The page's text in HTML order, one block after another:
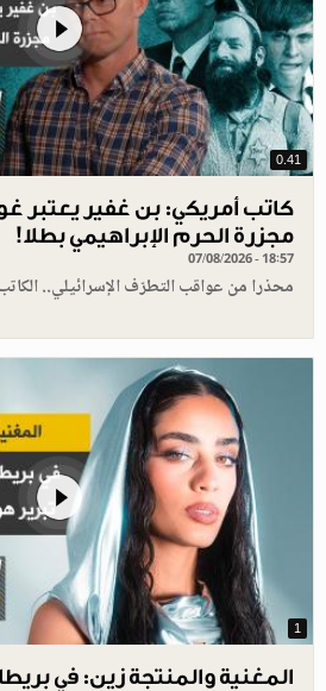
0.41
كاتب أمريكي: بن غفير يعتبر
مجزرة الحرم الإبراهيمي بطلا!
07/08/2026 - 18:57
محذرا من عواقب التطرّف الإسرائيلي..
1
المغنية والمنتجة زين: في